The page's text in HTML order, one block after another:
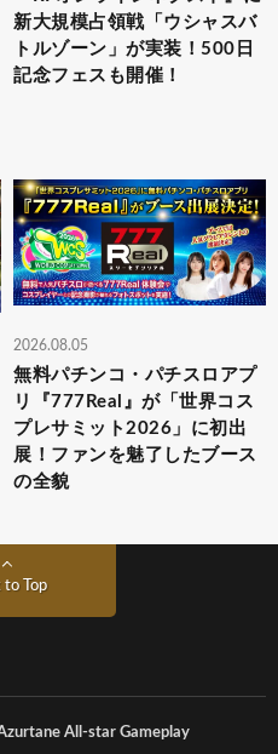
新大規模占領戦「ウシャスバ
トルゾーン」が実装！500日
記念フェスも開催！
2026.08.05
無料パチンコ・パチスロアプ
リ『777Real』が「世界コス
プレサミット2026」に初出
展！ファンを魅了したブース
の全貌
to Top
All-star Gameplay